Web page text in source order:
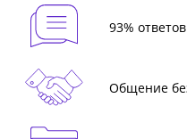
93%
Общение